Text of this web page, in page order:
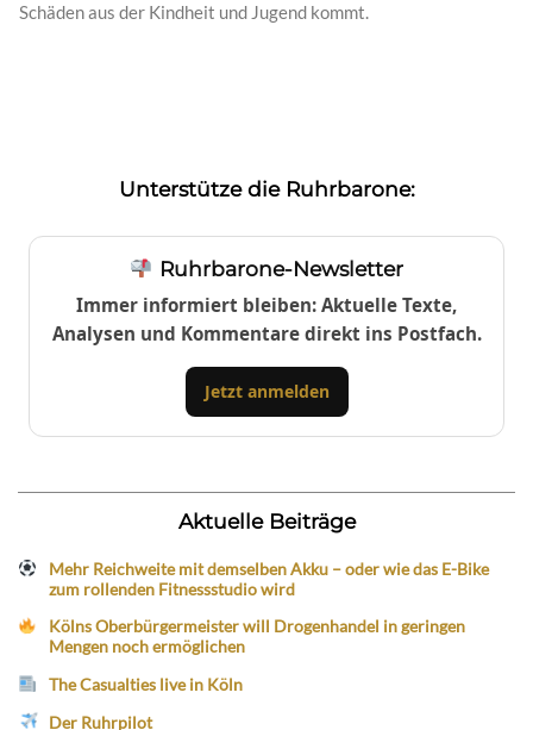
Schäden aus der Kindheit und Jugend kommt.
Unterstütze die Ruhrbarone:
Ruhrbarone-Newsletter
Immer informiert bleiben: Aktuelle Texte,
Analysen und Kommentare direkt ins Postfach.
Jetzt anmelden
Aktuelle Beiträge
Mehr Reichweite mit demselben Akku – oder wie das E-Bike
zum rollenden Fitnessstudio wird
Kölns Oberbürgermeister will Drogenhandel in geringen
Mengen noch ermöglichen
The Casualties live in Köln
Der Ruhrpilot